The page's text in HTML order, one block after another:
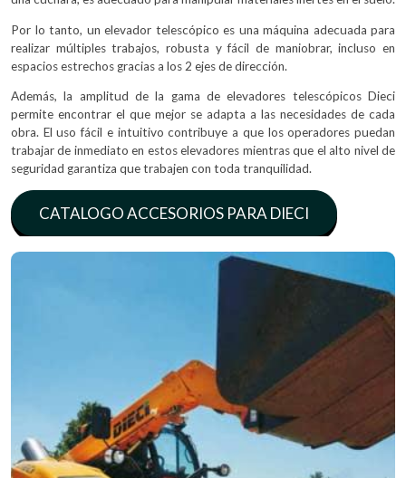
Por lo tanto, un elevador telescópico es una máquina adecuada para
realizar múltiples trabajos, robusta y fácil de maniobrar, incluso en
espacios estrechos gracias a los 2 ejes de dirección.
Además, la amplitud de la gama de elevadores telescópicos Dieci
permite encontrar el que mejor se adapta a las necesidades de cada
obra. El uso fácil e intuitivo contribuye a que los operadores puedan
trabajar de inmediato en estos elevadores mientras que el alto nivel de
seguridad garantiza que trabajen con toda tranquilidad.
CATALOGO ACCESORIOS PARA DIECI